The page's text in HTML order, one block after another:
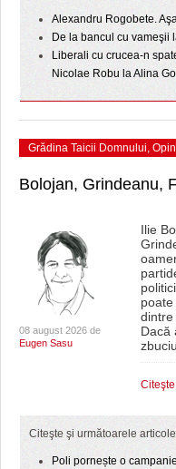
Alexandru Rogobete.
De la bancul cu vameşii
Liberali cu crucea-n
Nicolae Robu la Alina
Grădina Taicii Domnului,
Bolojan, Grindeanu,
08 august 2026 de
Eugen Sasu
Ilie
dintre
Dacă
Citeşte şi următoarele
Poli pornește o